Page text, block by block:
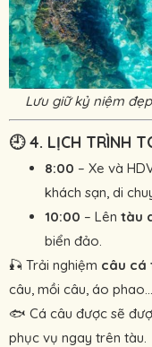
Lưu giữ kỷ niệm
🕘4. LỊCH TRÌNH
8:00 – Xe và
khách sạn, di
10:00 – Lên tàu
biển đảo.
🎣 Trải nghiệm câu cá
câu, mồi câu, áo phao...
🐟 Cá câu được sẽ
phục vụ ngay trên tàu.